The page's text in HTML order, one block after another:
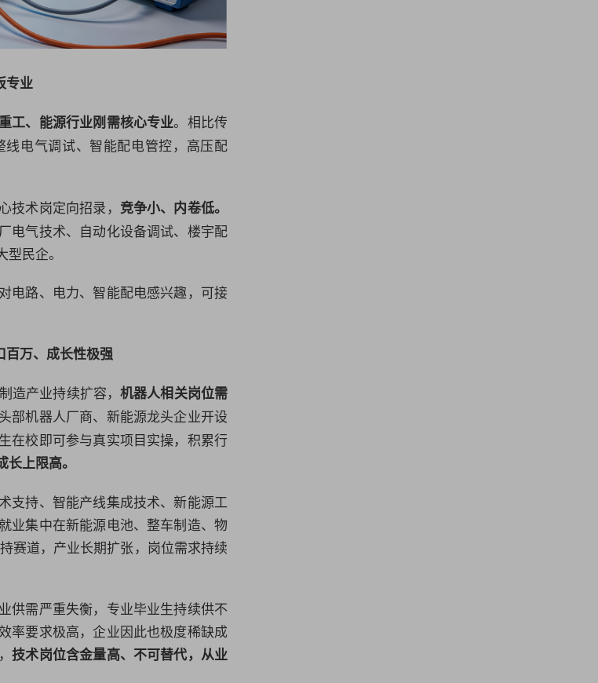
专业
工、能源行业刚需核心专业。相比传
电气调试、智能配电管控，高压配
技术岗定向招录， 竞争小、内卷低。
气技术、 自动化设备调试、楼宇配
民企。
电路、电力、智能配电感兴趣，可接
万、成长性极强
造产业持续扩容，机器人相关岗位需
部机器人厂商、新能源龙头企业开设
在校即可参与真实项目实操，积累行
上限高。
支持、智能产线集成技术、新能源工
业集中在新能源电池、整车制造、物
赛道，产业长期扩张，岗位需求持续
供需严重失衡，专业毕业生持续供不
率要求极高，企业因此也极度稀缺成
技术岗位含金量高、不可替代，从业